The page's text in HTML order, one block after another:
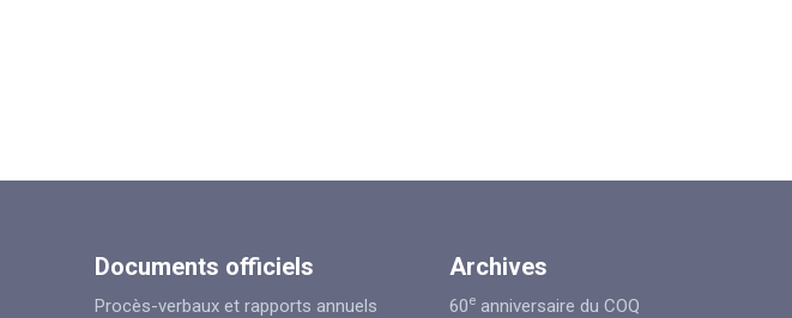
Documents officiels
Procès-verbaux et rapports annuels
Archives
60e anniversaire du COQ